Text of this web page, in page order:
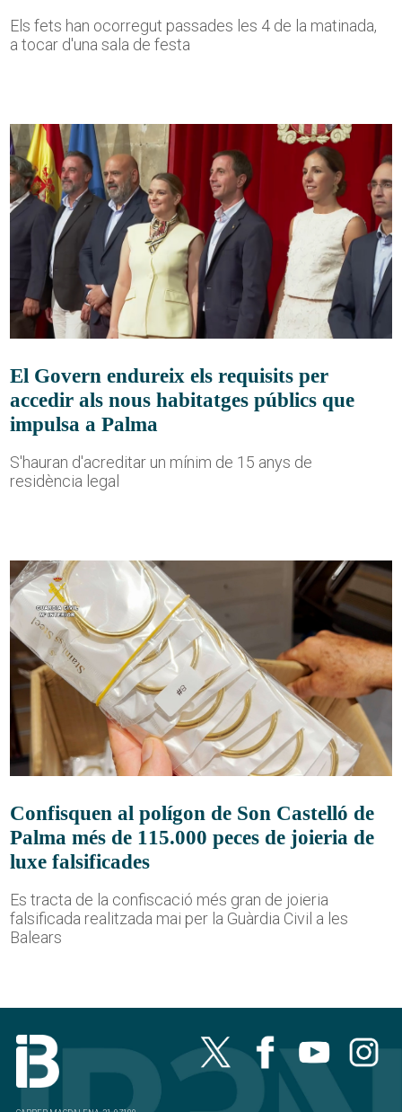
Els fets han ocorregut passades les 4 de la matinada,
a tocar d'una sala de festa
El Govern endureix els requisits per
accedir als nous habitatges públics que
impulsa a Palma
S'hauran d'acreditar un mínim de 15 anys de
residència legal
Confisquen al polígon de Son Castelló de
Palma més de 115.000 peces de joieria de
luxe falsificades
Es tracta de la confiscació més gran de joieria
falsificada realitzada mai per la Guàrdia Civil a les
Balears